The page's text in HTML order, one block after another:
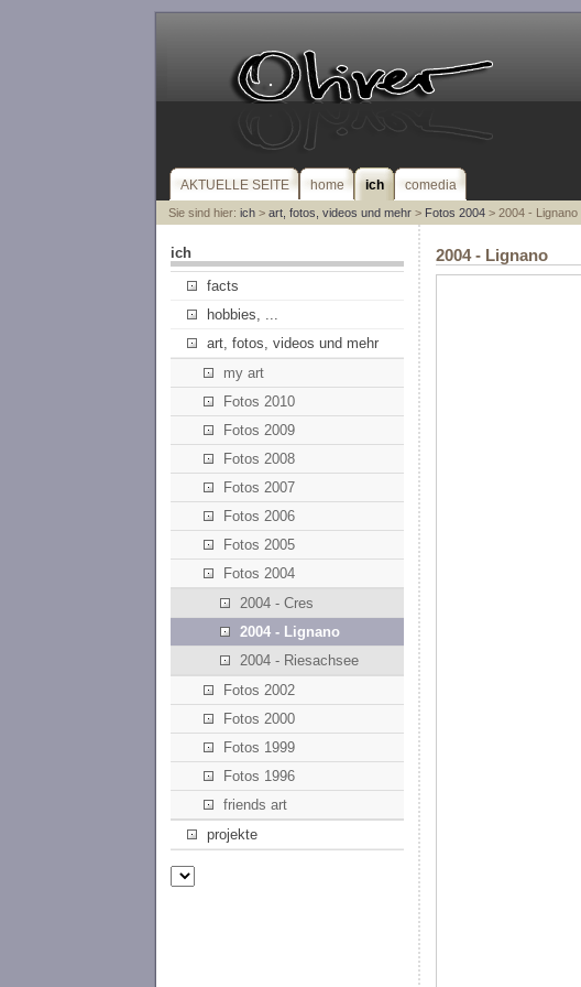
AKTUELLE SEITE home ich comedia
Sie sind hier: ich> art, fotos, videos und mehr> Fotos 2004> 2004 - Lignano
ich
facts
hobbies, ...
art, fotos, videos und mehr
my art
Fotos 2010
Fotos 2009
Fotos 2008
Fotos 2007
Fotos 2006
Fotos 2005
Fotos 2004
2004 - Cres
2004 - Lignano
2004 - Riesachsee
Fotos 2002
Fotos 2000
Fotos 1999
Fotos 1996
friends art
projekte
2004 - Lignano